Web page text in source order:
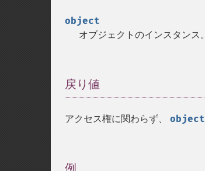
object
オブジェクトのインスタンス。
戻り値
アクセス権に関わらず、 object
例